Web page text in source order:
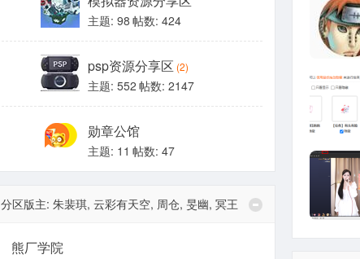
主题: 98 帖数: 424
psp资源分享区 (2)
主题: 552 帖数: 2147
勋章公馆
主题: 11 帖数: 47
分区版主: 朱裴琪, 云彩有天空, 周仓, 旻幽, 冥王
熊厂学院